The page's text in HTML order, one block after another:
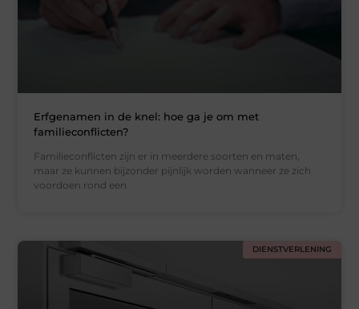
Erfgenamen in de knel: hoe ga je om met
familieconflicten?
Familieconflicten zijn er in meerdere soorten en maten,
maar ze kunnen bijzonder pijnlijk worden wanneer ze zich
voordoen rond een
DIENSTVERLENING